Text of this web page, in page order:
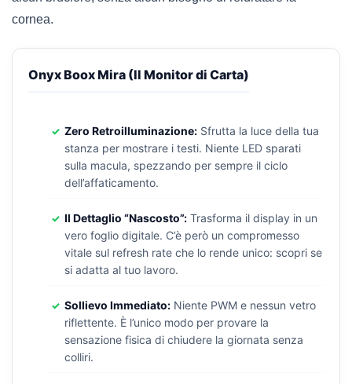
cornea.
Onyx Boox Mira (Il Monitor di Carta)
Zero Retroilluminazione: Sfrutta la luce della tua
stanza per mostrare i testi. Niente LED sparati
sulla macula, spezzando per sempre il ciclo
dell’affaticamento.
Il Dettaglio “Nascosto”: Trasforma il display in un
vero foglio digitale. C’è però un compromesso
vitale sul refresh rate che lo rende unico: scopri se
si adatta al tuo lavoro.
Sollievo Immediato: Niente PWM e nessun vetro
riflettente. È l’unico modo per provare la
sensazione fisica di chiudere la giornata senza
colliri.